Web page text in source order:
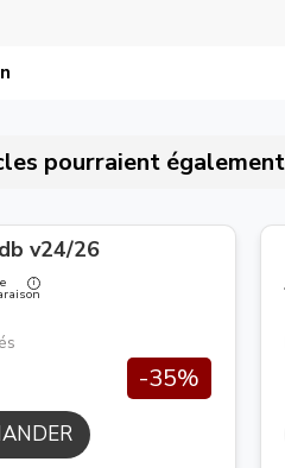
pourraient
v24/26
-35%